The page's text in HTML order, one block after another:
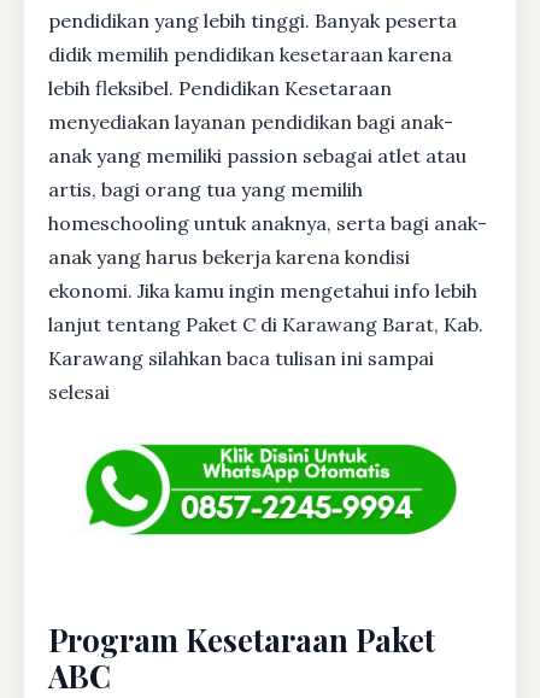
pendidikan yang lebih tinggi. Banyak peserta
didik memilih pendidikan kesetaraan karena
lebih fleksibel. Pendidikan Kesetaraan
menyediakan layanan pendidikan bagi anak-
anak yang memiliki passion sebagai atlet atau
artis, bagi orang tua yang memilih
homeschooling untuk anaknya, serta bagi anak-
anak yang harus bekerja karena kondisi
ekonomi. Jika kamu ingin mengetahui info lebih
lanjut tentang Paket C di Karawang Barat, Kab.
Karawang silahkan baca tulisan ini sampai
selesai
Program Kesetaraan Paket
ABC